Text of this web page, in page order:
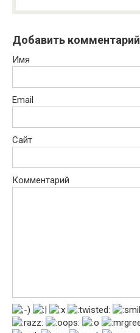
Добавить комментарий
Имя
Email
Сайт
Комментарий